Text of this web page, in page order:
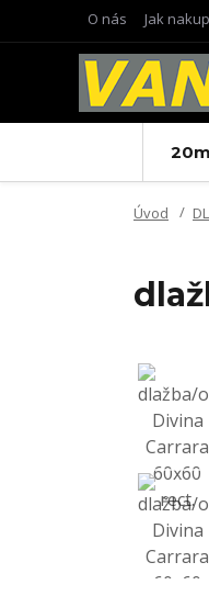
O nás Jak
Úvod